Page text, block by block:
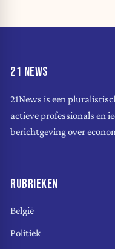
21 NEWS
21News is een
actieve professionals en
berichtgeving over
RUBRIEKEN
België
Politiek